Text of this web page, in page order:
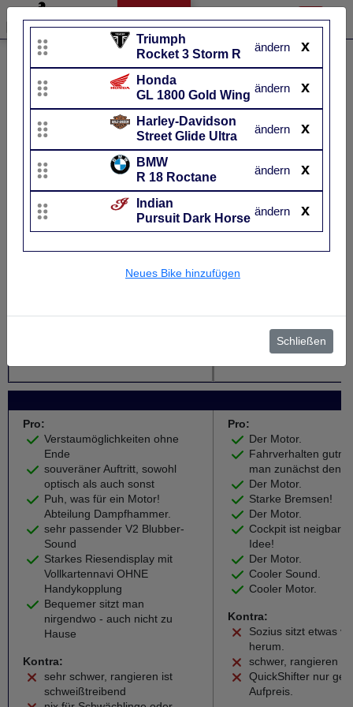
Liste bearbeiten
Harley-Davidson
Street Glide Ultra
Triumph
Rocket 3 Storm R
UVP
33.920 €
Baujahr
von 2025 bis 2026~
UVP
26.195 €
Baujahr
von 2024
Neuer Full-Dresser aus
Kampfgewicht
Dreimal über 800
Weiter
Pro:
Verstaumöglichkeiten ohne
Ende
souveräner Auftritt, sowohl
optisch als auch sonst
Puh, was für ein Motor!
Abteilung Dampfhammer.
sehr passender V2 Blubber-
Sound
Starkes Riesendisplay mit
Vollkartennavi OHNE
Handykopplung
Bequemer sitzt man
nirgendwo - auch nicht zu
Hause
Kontra:
sehr schwer, rangieren ist
schweißtreibend
Pro:
Der Motor.
Fahrverhalten
man zunächst denkt.
Der Motor.
Starke Bremsen!
Der Motor.
Cockpit ist neigbar -
Idee!
Der Motor.
Cooler Sound.
Cooler Motor.
Kontra:
Sozius sitzt etwas
herum.
schwer, rangieren
QuickShifter nur
Aufpreis.
x
Triumph
Rocket 3 Storm R
ändern
x
Honda
GL 1800 Gold Wing
ändern
x
Harley-Davidson
Street Glide Ultra
ändern
x
BMW
R 18 Roctane
ändern
x
Indian
Pursuit Dark Horse
ändern
Neues Bike hinzufügen
Schließen